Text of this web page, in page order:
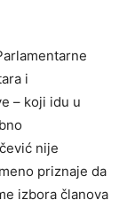
i
– koji idu u
nije
priznaje da
izbora članova